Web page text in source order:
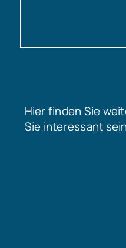
Hier finden Sie
Sie interessant